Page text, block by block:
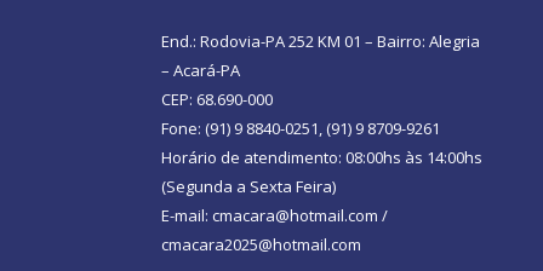
End.: Rodovia-PA 252 KM 01 – Bairro: Alegria
– Acará-PA
CEP: 68.690-000
Fone: (91) 9 8840-0251, (91) 9 8709-9261
Horário de atendimento: 08:00hs às 14:00hs
(Segunda a Sexta Feira)
E-mail: cmacara@hotmail.com /
cmacara2025@hotmail.com